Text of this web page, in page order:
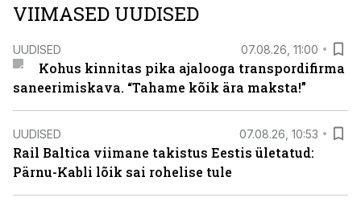
VIIMASED UUDISED
UUDISED 07.08.26, 11:00
Kohus kinnitas pika ajalooga transpordifirma
saneerimiskava. “Tahame kõik ära maksta!”
UUDISED 07.08.26, 10:53
Rail Baltica viimane takistus Eestis ületatud:
Pärnu-Kabli lõik sai rohelise tule